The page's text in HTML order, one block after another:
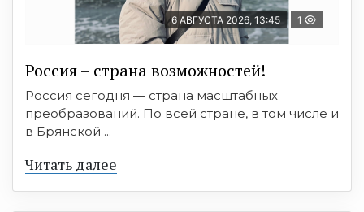
6 АВГУСТА 2026, 13:45 1
Россия – страна возможностей!
Россия сегодня — страна масштабных
преобразований. По всей стране, в том числе и
в Брянской ...
Читать далее